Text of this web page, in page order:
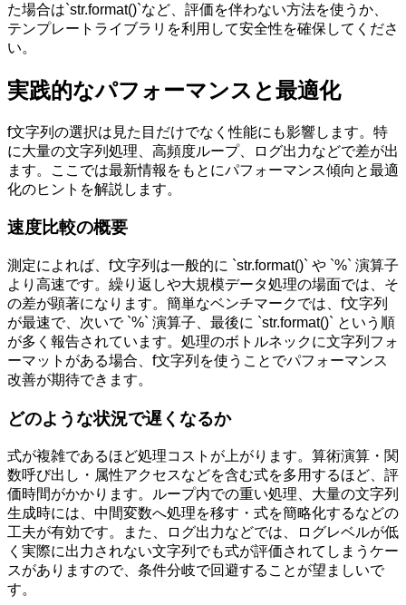
た場合は`str.format()`など、評価を伴わない方法を使うか、
テンプレートライブラリを利用して安全性を確保してくださ
い。
実践的なパフォーマンスと最適化
f文字列の選択は見た目だけでなく性能にも影響します。特
に大量の文字列処理、高頻度ループ、ログ出力などで差が出
ます。ここでは最新情報をもとにパフォーマンス傾向と最適
化のヒントを解説します。
速度比較の概要
測定によれば、f文字列は一般的に `str.format()` や `%` 演算子
より高速です。繰り返しや大規模データ処理の場面では、そ
の差が顕著になります。簡単なベンチマークでは、f文字列
が最速で、次いで `%` 演算子、最後に `str.format()` という順
が多く報告されています。処理のボトルネックに文字列フォ
ーマットがある場合、f文字列を使うことでパフォーマンス
改善が期待できます。
どのような状況で遅くなるか
式が複雑であるほど処理コストが上がります。算術演算・関
数呼び出し・属性アクセスなどを含む式を多用するほど、評
価時間がかかります。ループ内での重い処理、大量の文字列
生成時には、中間変数へ処理を移す・式を簡略化するなどの
工夫が有効です。また、ログ出力などでは、ログレベルが低
く実際に出力されない文字列でも式が評価されてしまうケー
スがありますので、条件分岐で回避することが望ましいで
す。